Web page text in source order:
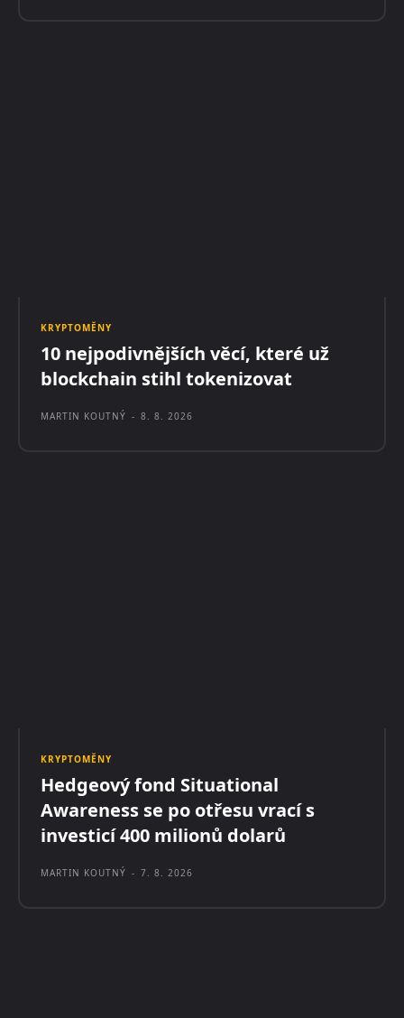
KRYPTOMĚNY
10 nejpodivnějších věcí, které už
blockchain stihl tokenizovat
MARTIN KOUTNÝ - 8. 8. 2026
KRYPTOMĚNY
Hedgeový fond Situational
Awareness se po otřesu vrací s
investicí 400 milionů dolarů
MARTIN KOUTNÝ - 7. 8. 2026